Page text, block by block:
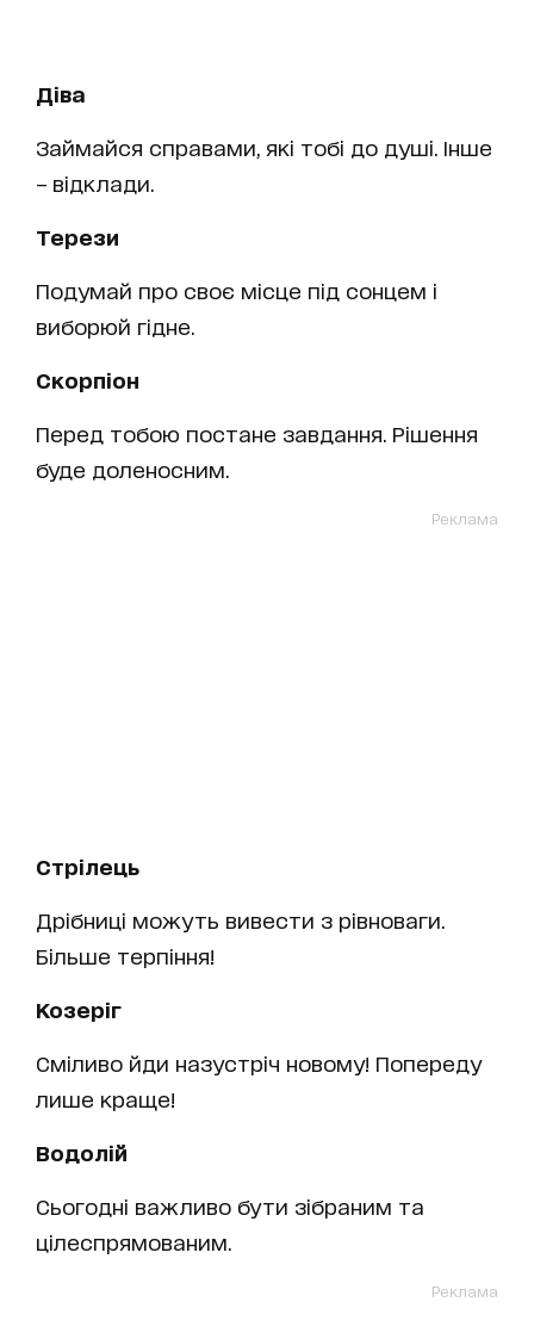
Діва
Займайся справами, які тобі до душі. Інше
– відклади.
Терези
Подумай про своє місце під сонцем і
виборюй гідне.
Скорпіон
Перед тобою постане завдання. Рішення
буде доленосним.
Реклама
Стрілець
Дрібниці можуть вивести з рівноваги.
Більше терпіння!
Козеріг
Сміливо йди назустріч новому! Попереду
лише краще!
Водолій
Сьогодні важливо бути зібраним та
цілеспрямованим.
Реклама